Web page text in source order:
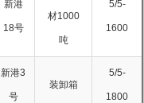
新港
18号
材1000
吨
5/5-
1600
新港3
号
装卸箱
5/5-
1800